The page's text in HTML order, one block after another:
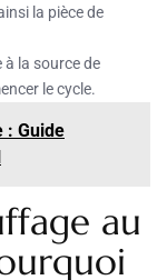
la pièce de
à la source de
le cycle.
: Guide
au